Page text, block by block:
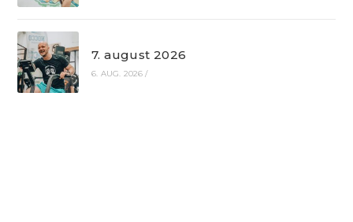
7. august 2026
6. AUG. 2026 /